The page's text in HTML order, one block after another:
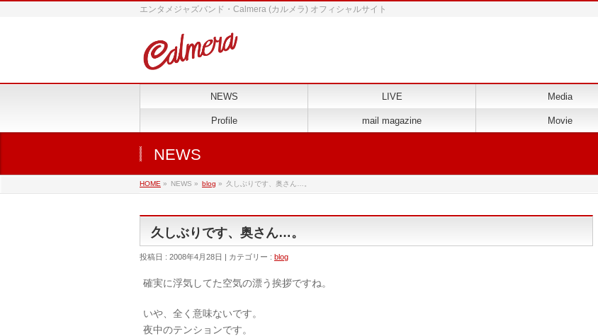
エンタメジャズバンド・Calmera (カルメラ) オフィシャルサイト
NEWS LIVE Media
Profile mail magazine Movie
NEWS
HOME » NEWS » blog » 久しぶりです、奥さん…。
久しぶりです、奥さん…。
投稿日 : 2008年4月28日 | カテゴリー : blog
確実に浮気してた空気の漂う挨拶ですね。
いや、全く意味ないです。
夜中のテンションです。